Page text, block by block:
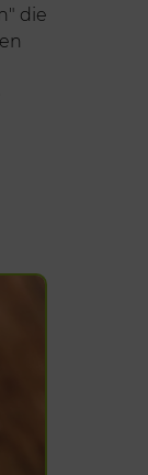
die